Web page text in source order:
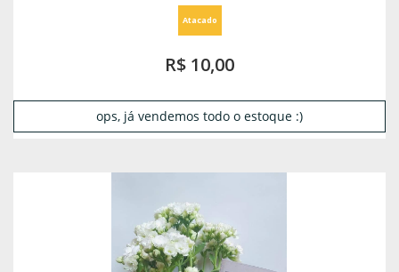
Atacado
R$ 10,00
ops, já vendemos todo o estoque :)